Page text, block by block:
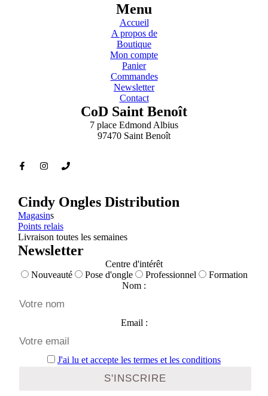
Menu
Accueil
A propos de
Boutique
Mon compte
Panier
Commandes
Newsletter
Contact
CoD Saint Benoît
7 place Edmond Albius
97470 Saint Benoît
Cindy Ongles Distribution
Magasins
Points relais
Livraison toutes les semaines
Newsletter
Centre d'intérêt
Nouveauté
Pose d'ongle Professionnel
Formation
Nom :
Email :
J'ai lu et accepte les termes et les conditions